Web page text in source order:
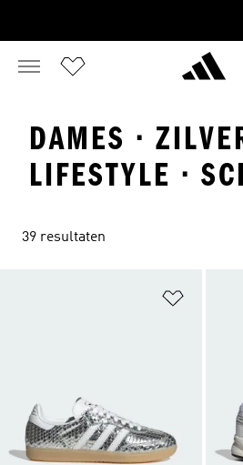
DAMES ·
LIFESTYLE ·
39 resultaten